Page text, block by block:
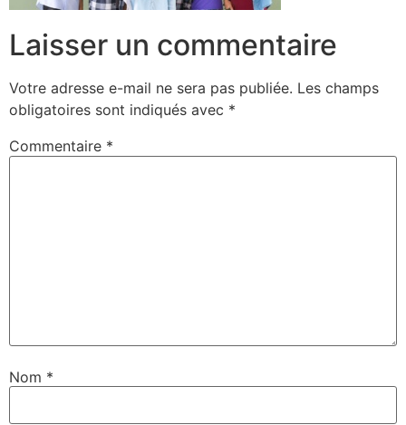
Laisser un commentaire
Votre adresse e-mail ne sera pas publiée. Les champs
obligatoires sont indiqués avec *
Commentaire *
Nom *